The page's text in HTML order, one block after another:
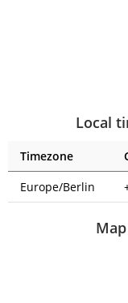
Local
Timezone
Europe/Berlin